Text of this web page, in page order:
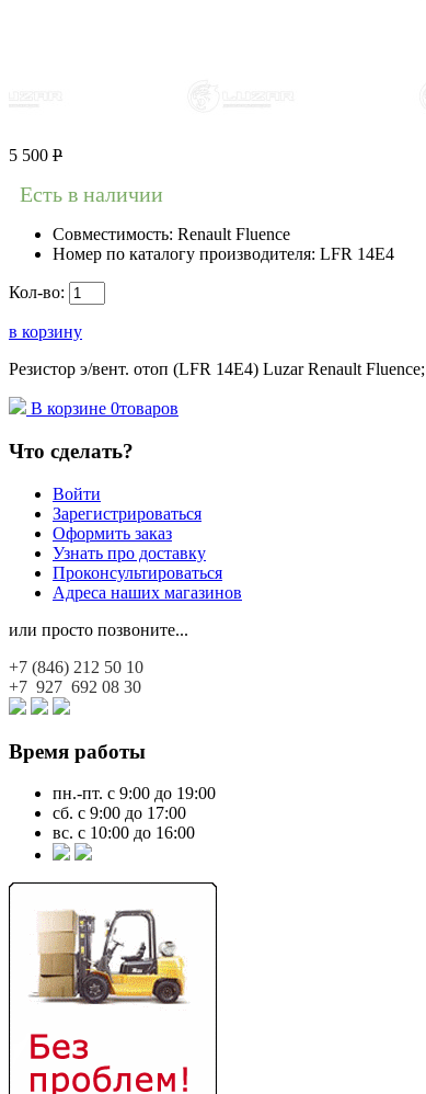
5 500 Р
Есть в наличии
Совместимость: Renault Fluence
Номер по каталогу производителя: LFR 14E4
Кол-во:
в корзину
Резистор э/вент. отоп (LFR 14E4) Luzar Renault Fluence;
В корзине 0товаров
Что сделать?
Войти
Зарегистрироваться
Оформить заказ
Узнать про доставку
Проконсультироваться
Адреса наших магазинов
или просто позвоните...
+7 (846) 212 50 10
+7 927 692 08 30
Время работы
пн.-пт. с 9:00 до 19:00
сб. с 9:00 до 17:00
вс. с 10:00 до 16:00